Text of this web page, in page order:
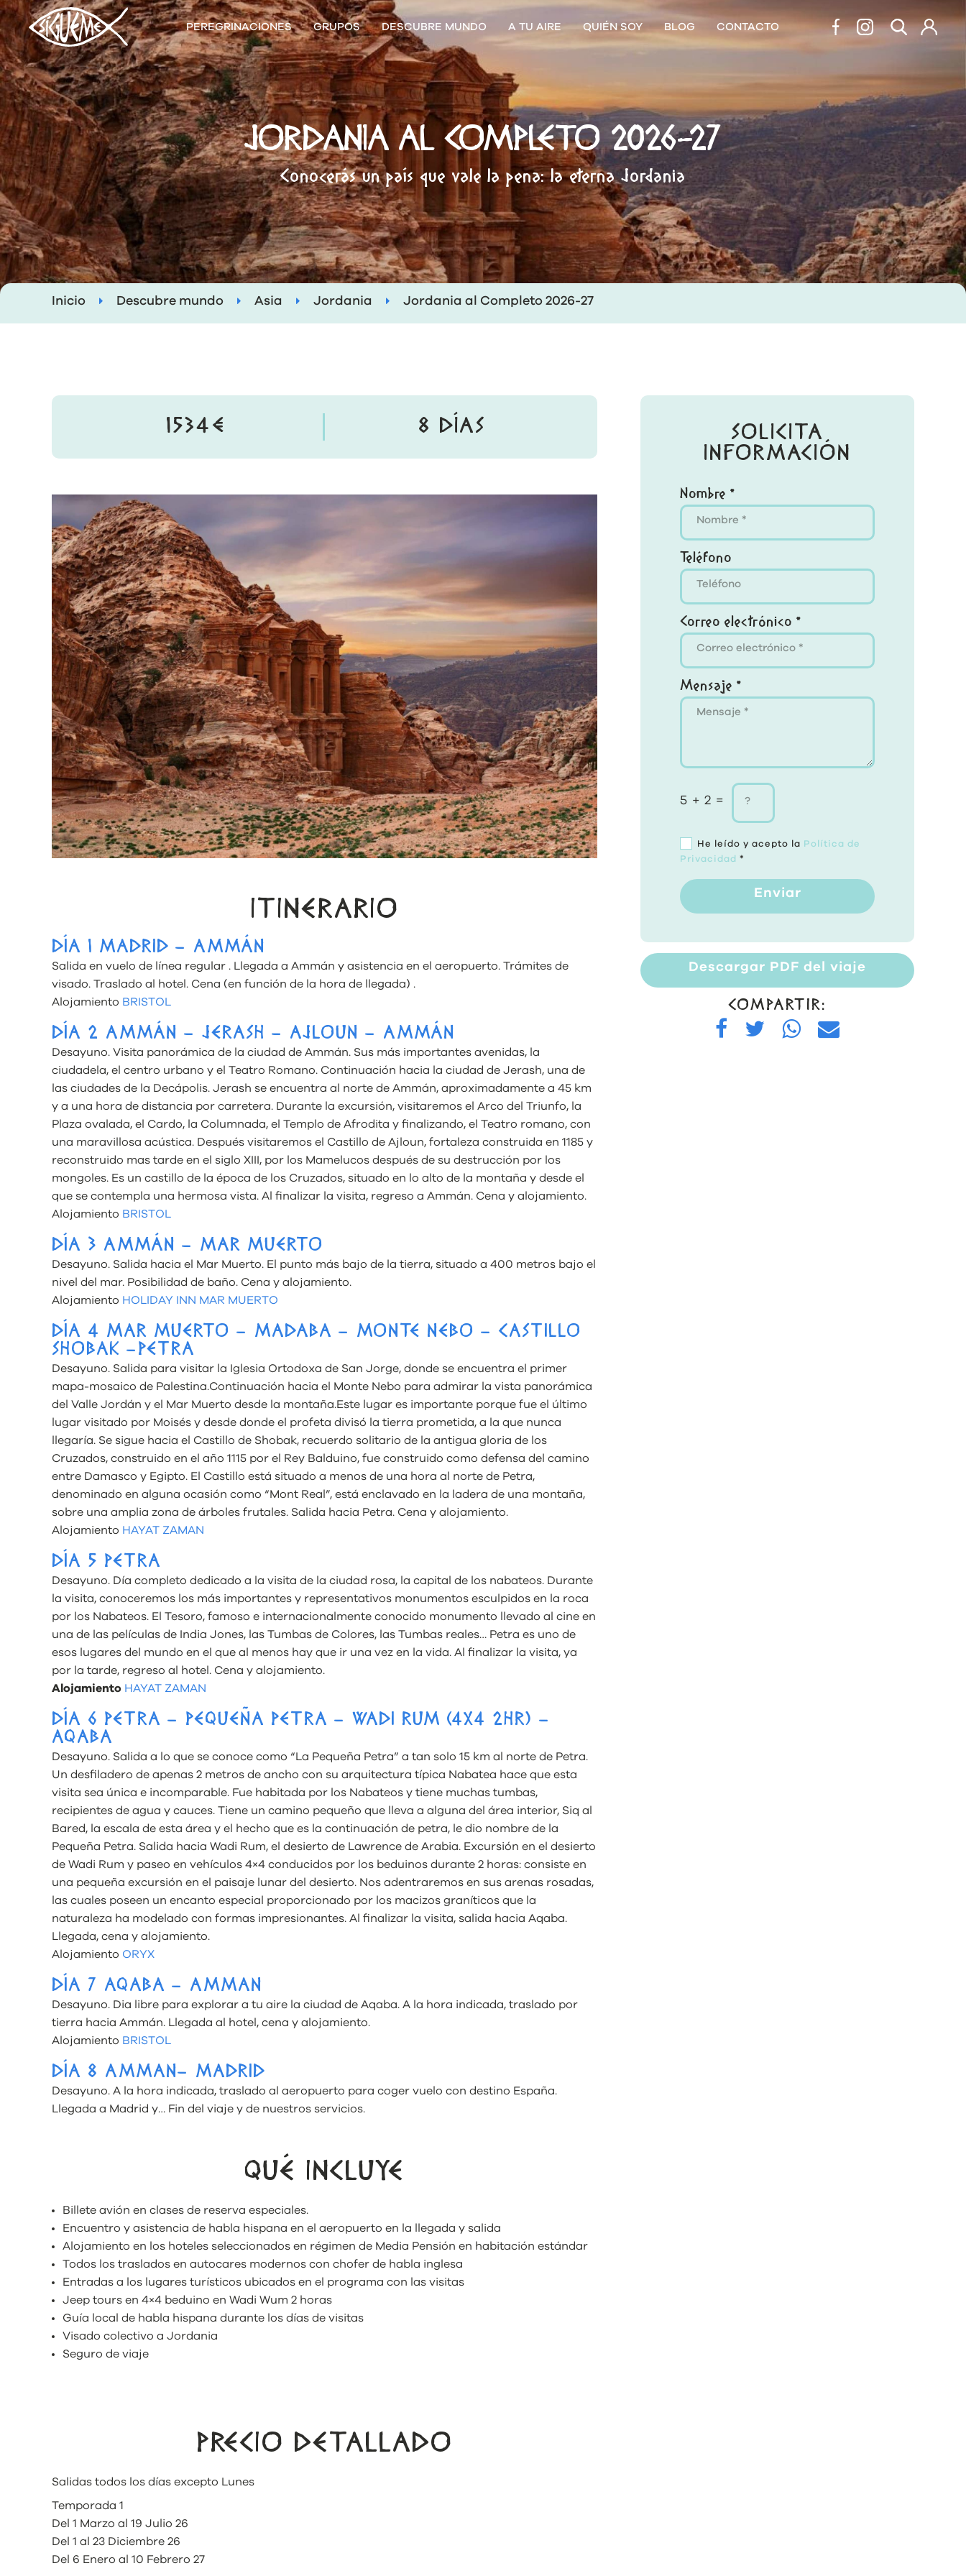
PEREGRINACIONES GRUPOS DESCUBRE MUNDO A TU AIRE QUIÉN SOY BLOG CONTACTO
JORDANIA AL COMPLETO 2026-27
Conocerás un país que vale la pena: la eterna Jordania
Inicio Descubre mundo Asia Jordania Jordania al Completo 2026-27
1534€ 8 DÍAS
ITINERARIO
DÍA 1 MADRID – AMMÁN
Salida en vuelo de línea regular . Llegada a Ammán y asistencia en el aeropuerto. Trámites de
visado. Traslado al hotel. Cena (en función de la hora de llegada) .
Alojamiento BRISTOL
DÍA 2 AMMÁN – JERASH – AJLOUN – AMMÁN
Desayuno. Visita panorámica de la ciudad de Ammán. Sus más importantes avenidas, la
ciudadela, el centro urbano y el Teatro Romano. Continuación hacia la ciudad de Jerash, una de
las ciudades de la Decápolis. Jerash se encuentra al norte de Ammán, aproximadamente a 45 km
y a una hora de distancia por carretera. Durante la excursión, visitaremos el Arco del Triunfo, la
Plaza ovalada, el Cardo, la Columnada, el Templo de Afrodita y finalizando, el Teatro romano, con
una maravillosa acústica. Después visitaremos el Castillo de Ajloun, fortaleza construida en 1185 y
reconstruido mas tarde en el siglo XIII, por los Mamelucos después de su destrucción por los
mongoles. Es un castillo de la época de los Cruzados, situado en lo alto de la montaña y desde el
que se contempla una hermosa vista. Al finalizar la visita, regreso a Ammán. Cena y alojamiento.
Alojamiento BRISTOL
DÍA 3 AMMÁN – MAR MUERTO
Desayuno. Salida hacia el Mar Muerto. El punto más bajo de la tierra, situado a 400 metros bajo el
nivel del mar. Posibilidad de baño. Cena y alojamiento.
Alojamiento HOLIDAY INN MAR MUERTO
DÍA 4 MAR MUERTO – MADABA – MONTE NEBO – CASTILLO
SHOBAK –PETRA
Desayuno. Salida para visitar la Iglesia Ortodoxa de San Jorge, donde se encuentra el primer
mapa-mosaico de Palestina.Continuación hacia el Monte Nebo para admirar la vista panorámica
del Valle Jordán y el Mar Muerto desde la montaña.Este lugar es importante porque fue el último
lugar visitado por Moisés y desde donde el profeta divisó la tierra prometida, a la que nunca
llegaría. Se sigue hacia el Castillo de Shobak, recuerdo solitario de la antigua gloria de los
Cruzados, construido en el año 1115 por el Rey Balduino, fue construido como defensa del camino
entre Damasco y Egipto. El Castillo está situado a menos de una hora al norte de Petra,
denominado en alguna ocasión como “Mont Real”, está enclavado en la ladera de una montaña,
sobre una amplia zona de árboles frutales. Salida hacia Petra. Cena y alojamiento.
Alojamiento HAYAT ZAMAN
DÍA 5 PETRA
Desayuno. Día completo dedicado a la visita de la ciudad rosa, la capital de los nabateos. Durante
la visita, conoceremos los más importantes y representativos monumentos esculpidos en la roca
por los Nabateos. El Tesoro, famoso e internacionalmente conocido monumento llevado al cine en
una de las películas de India Jones, las Tumbas de Colores, las Tumbas reales… Petra es uno de
esos lugares del mundo en el que al menos hay que ir una vez en la vida. Al finalizar la visita, ya
por la tarde, regreso al hotel. Cena y alojamiento.
Alojamiento HAYAT ZAMAN
DÍA 6 PETRA – PEQUEÑA PETRA – WADI RUM (4X4 2HR) –
AQABA
Desayuno. Salida a lo que se conoce como “La Pequeña Petra” a tan solo 15 km al norte de Petra.
Un desfiladero de apenas 2 metros de ancho con su arquitectura típica Nabatea hace que esta
visita sea única e incomparable. Fue habitada por los Nabateos y tiene muchas tumbas,
recipientes de agua y cauces. Tiene un camino pequeño que lleva a alguna del área interior, Siq al
Bared, la escala de esta área y el hecho que es la continuación de petra, le dio nombre de la
Pequeña Petra. Salida hacia Wadi Rum, el desierto de Lawrence de Arabia. Excursión en el desierto
de Wadi Rum y paseo en vehículos 4×4 conducidos por los beduinos durante 2 horas: consiste en
una pequeña excursión en el paisaje lunar del desierto. Nos adentraremos en sus arenas rosadas,
las cuales poseen un encanto especial proporcionado por los macizos graníticos que la
naturaleza ha modelado con formas impresionantes. Al finalizar la visita, salida hacia Aqaba.
Llegada, cena y alojamiento.
Alojamiento ORYX
DÍA 7 AQABA – AMMAN
Desayuno. Dia libre para explorar a tu aire la ciudad de Aqaba. A la hora indicada, traslado por
tierra hacia Ammán. Llegada al hotel, cena y alojamiento.
Alojamiento BRISTOL
DÍA 8 AMMAN– MADRID
Desayuno. A la hora indicada, traslado al aeropuerto para coger vuelo con destino España.
Llegada a Madrid y… Fin del viaje y de nuestros servicios.
QUÉ INCLUYE
Billete avión en clases de reserva especiales.
Encuentro y asistencia de habla hispana en el aeropuerto en la llegada y salida
Alojamiento en los hoteles seleccionados en régimen de Media Pensión en habitación estándar
Todos los traslados en autocares modernos con chofer de habla inglesa
Entradas a los lugares turísticos ubicados en el programa con las visitas
Jeep tours en 4×4 beduino en Wadi Wum 2 horas
Guía local de habla hispana durante los días de visitas
Visado colectivo a Jordania
Seguro de viaje
PRECIO DETALLADO
Salidas todos los días excepto Lunes
Temporada 1
Del 1 Marzo al 19 Julio 26
Del 1 al 23 Diciembre 26
Del 6 Enero al 10 Febrero 27
SOLICITA
INFORMACIÓN
Nombre *
Teléfono
Correo electrónico *
Mensaje *
5 + 2 =
He leído y acepto la Política de
Privacidad *
Enviar
Descargar PDF del viaje
COMPARTIR: